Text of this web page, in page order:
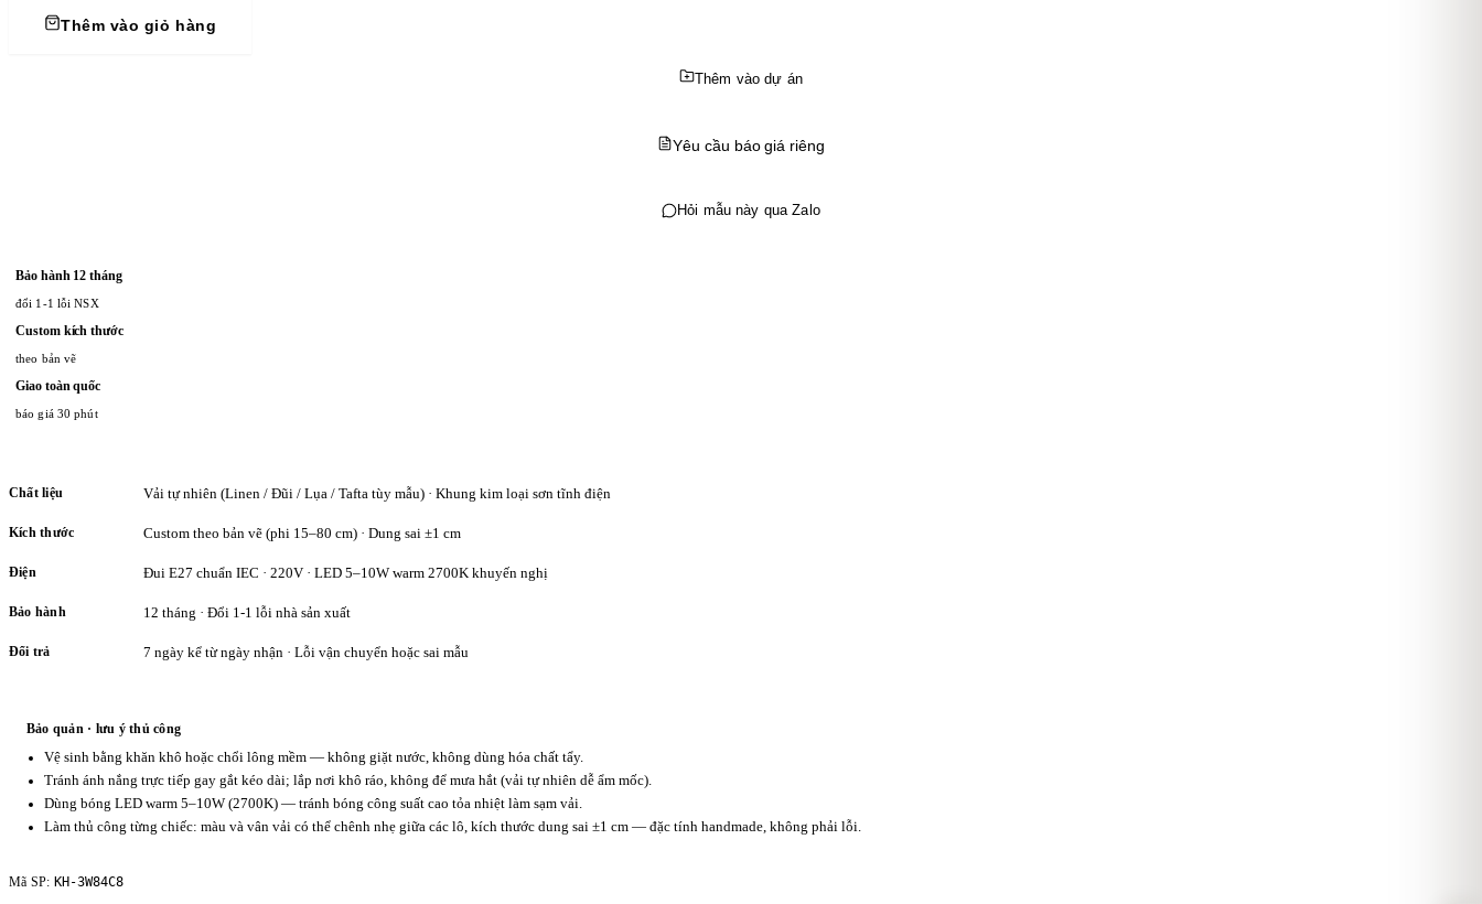
Thêm vào giỏ hàng
Thêm vào dự án
Yêu cầu báo giá riêng
Hỏi mẫu này qua Zalo
Bảo hành 12 tháng
đổi 1-1 lỗi NSX
Custom kích thước
theo bản vẽ
Giao toàn quốc
báo giá 30 phút
Chất liệu Vải tự nhiên (Linen / Đũi / Lụa / Tafta tùy mẫu) · Khung kim loại sơn tĩnh điện
Kích thước Custom theo bản vẽ (phi 15–80 cm) · Dung sai ±1 cm
Điện Đui E27 chuẩn IEC · 220V · LED 5–10W warm 2700K khuyến nghị
Bảo hành 12 tháng · Đổi 1-1 lỗi nhà sản xuất
Đổi trả 7 ngày kể từ ngày nhận · Lỗi vận chuyển hoặc sai mẫu
Bảo quản · lưu ý thủ công
Vệ sinh bằng khăn khô hoặc chổi lông mềm — không giặt nước, không dùng hóa chất tẩy.
Tránh ánh nắng trực tiếp gay gắt kéo dài; lắp nơi khô ráo, không để mưa hắt (vải tự nhiên dễ ẩm mốc).
Dùng bóng LED warm 5–10W (2700K) — tránh bóng công suất cao tỏa nhiệt làm sạm vải.
Làm thủ công từng chiếc: màu và vân vải có thể chênh nhẹ giữa các lô, kích thước dung sai ±1 cm — đặc tính handmade, không phải lỗi.
Mã SP: KH-3W84C8